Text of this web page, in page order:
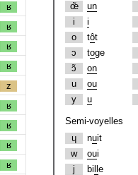
ʁ
ʁ
ʁ
ʁ
z
ʁ
ʁ
ʁ
ʁ
œ̃
un
i
i
o
tôt
ɔ
toge
ɔ̃
on
u
ou
y
u
Semi-voyelles
ɥ
nuit
w
oui
j
bi e